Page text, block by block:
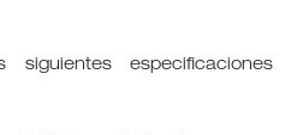
especificaciones